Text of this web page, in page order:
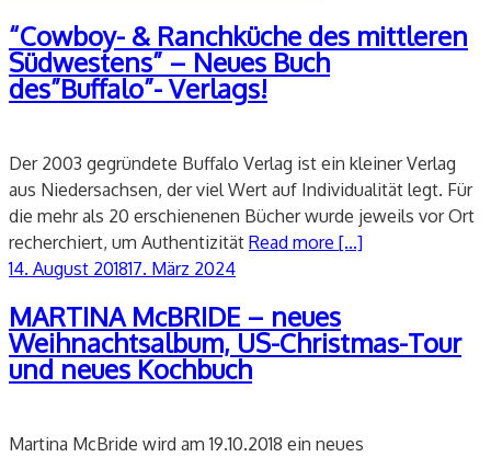
“Cowboy- & Ranchküche des mittleren
Südwestens” – Neues Buch
des”Buffalo”- Verlags!
Der 2003 gegründete Buffalo Verlag ist ein kleiner Verlag
aus Niedersachsen, der viel Wert auf Individualität legt. Für
die mehr als 20 erschienenen Bücher wurde jeweils vor Ort
recherchiert, um Authentizität Read more [...]
Veröffentlicht
14. August 201817. März 2024
MARTINA McBRIDE – neues
Weihnachtsalbum, US-Christmas-Tour
und neues Kochbuch
Martina McBride wird am 19.10.2018 ein neues